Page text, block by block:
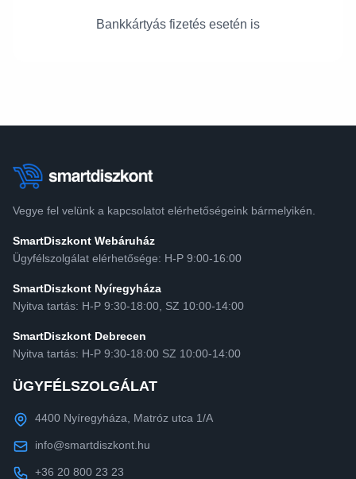
Bankkártyás fizetés esetén is
Vegye fel velünk a kapcsolatot elérhetőségeink bármelyikén.
SmartDiszkont Webáruház
Ügyfélszolgálat elérhetősége: H-P 9:00-16:00
SmartDiszkont Nyíregyháza
Nyitva tartás: H-P 9:30-18:00, SZ 10:00-14:00
SmartDiszkont Debrecen
Nyitva tartás: H-P 9:30-18:00 SZ 10:00-14:00
ÜGYFÉLSZOLGÁLAT
4400 Nyíregyháza, Matróz utca 1/A
info@smartdiszkont.hu
+36 20 800 23 23